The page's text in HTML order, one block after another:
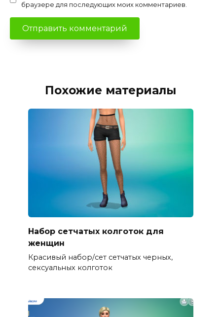
браузере для последующих моих комментариев.
Похожие материалы
Набор сетчатых колготок для
женщин
Красивый набор/сет сетчатых черных,
сексуальных колготок